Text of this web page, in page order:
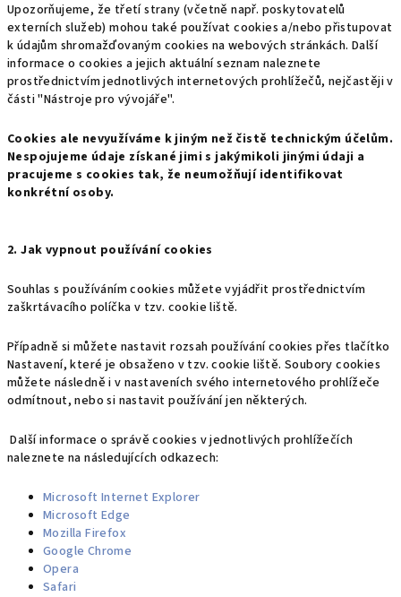
Upozorňujeme, že třetí strany (včetně např. poskytovatelů
externích služeb) mohou také používat cookies a/nebo přistupovat
k údajům shromažďovaným cookies na webových stránkách. Další
informace o cookies a jejich aktuální seznam naleznete
prostřednictvím jednotlivých internetových prohlížečů, nejčastěji v
části "Nástroje pro vývojáře".
Cookies ale nevyužíváme k jiným než čistě technickým účelům.
Nespojujeme údaje získané jimi s jakýmikoli jinými údaji a
pracujeme s cookies tak, že neumožňují identifikovat
konkrétní osoby.
2. Jak vypnout používání cookies
Souhlas s používáním cookies můžete vyjádřit prostřednictvím
zaškrtávacího políčka v tzv. cookie liště.
Případně si můžete nastavit rozsah používání cookies přes tlačítko
Nastavení, které je obsaženo v tzv. cookie liště. Soubory cookies
můžete následně i v nastaveních svého internetového prohlížeče
odmítnout, nebo si nastavit používání jen některých.
Další informace o správě cookies v jednotlivých prohlížečích
naleznete na následujících odkazech:
Microsoft Internet Explorer
Microsoft Edge
Mozilla Firefox
Google Chrome
Opera
Safari